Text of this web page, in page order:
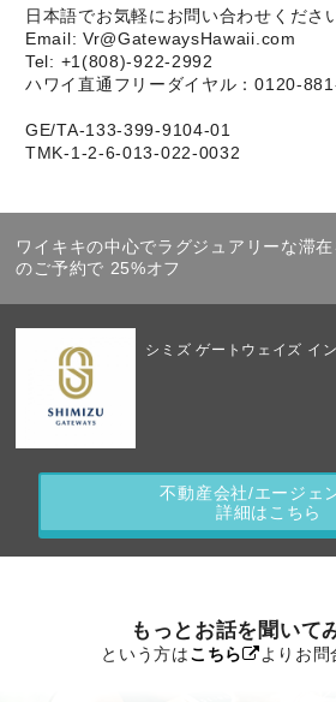
日本語でお気軽にお問い合わせくださ
Email: Vr@GatewaysHawaii.com
Tel: +1(808)-922-2992
ハワイ直通フリーダイヤル：0120-
GE/TA-133-399-9104-01
TMK-1-2-6-013-022-0032
ワイキキの中心でラグジュアリーな滞
のご予約で 25%オフ
シミズ ゲートウェイズ イ
不動産会社/エージェ
詳細はこちら
もっとお話を聞いて
という方はこちら よりお問